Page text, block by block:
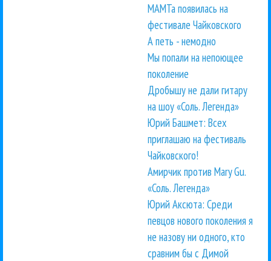
МАМТа появилась на
фестивале Чайковского
А петь - немодно
Мы попали на непоющее
поколение
Дробышу не дали гитару
на шоу «Соль. Легенда»
Юрий Башмет: Всех
приглашаю на фестиваль
Чайковского!
Амирчик против Mary Gu.
«Соль. Легенда»
Юрий Аксюта: Среди
певцов нового поколения я
не назову ни одного, кто
сравним бы с Димой